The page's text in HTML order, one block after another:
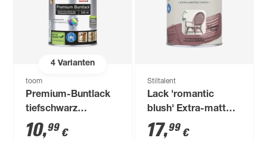
4Varianten
toom
Premium-Buntlack
tiefschwarz
glänzend 250 ml
10,99 €
Stiltalent
Lack 'romantic
blush' Extra-matt
0,5 l
17,99 €